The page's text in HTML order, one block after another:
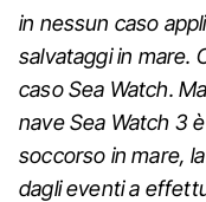
in nessun caso
salvataggi in mare.
caso Sea Watch.
nave Sea Watch 3
soccorso in mare,
dagli eventi a